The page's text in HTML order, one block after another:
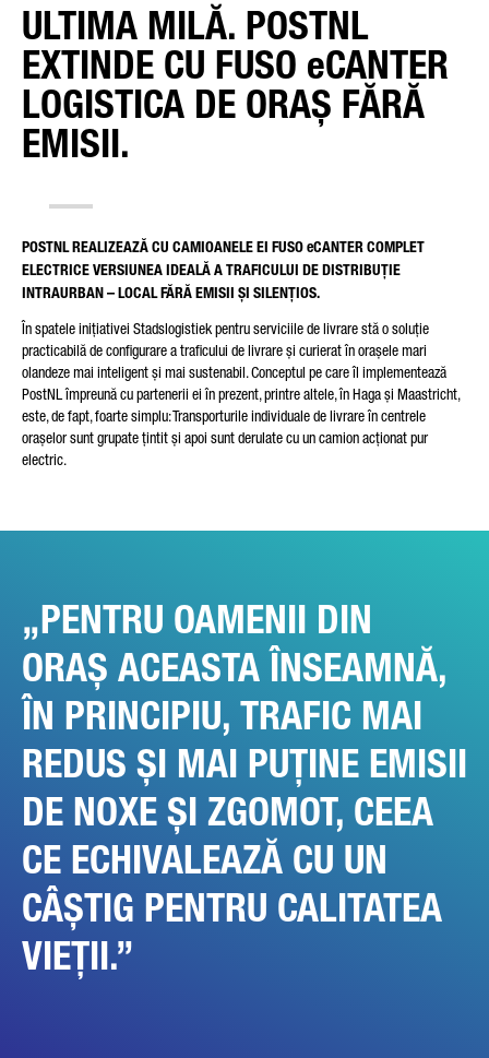
ULTIMA MILĂ. POSTNL
EXTINDE CU FUSO eCANTER
LOGISTICA DE ORAȘ FĂRĂ
EMISII.
TIPUL SOLICITĂRII
NUMĂR DE TELEFON
Vom prelucra, vom salva și vom utiliza datele dumneavoastră
cu atenție conform dispozițiilor legale privind protecția datelor
corespunzător consimțământului dumneavoastră numai în
scopul procesării solicitării dumneavoastră. Alte detalii despre
prelucrarea datelor dumneavoastră cu caracter personal de
către Daimler Truck AG, precum și indicații detaliate despre
drepturile dumneavoastră găsiți online în Indicațiile privind
POSTNL REALIZEAZĂ CU CAMIOANELE EI FUSO eCANTER COMPLET
ELECTRICE VERSIUNEA IDEALĂ A TRAFICULUI DE DISTRIBUȚIE
INTRAURBAN – LOCAL FĂRĂ EMISII ȘI SILENȚIOS.
În spatele inițiativei Stadslogistiek pentru serviciile de livrare stă o soluție
practicabilă de configurare a traficului de livrare și curierat în orașele mari
olandeze mai inteligent și mai sustenabil. Conceptul pe care îl implementează
PostNL împreună cu partenerii ei în prezent, printre altele, în Haga și Maastricht,
este, de fapt, foarte simplu: Transporturile individuale de livrare în centrele
orașelor sunt grupate țintit și apoi sunt derulate cu un camion acționat pur
electric.
PENTRU OAMENII DIN
ORAȘ ACEASTA ÎNSEAMNĂ,
ÎN PRINCIPIU, TRAFIC MAI
REDUS ȘI MAI PUȚINE EMISII
DE NOXE ȘI ZGOMOT, CEEA
CE ECHIVALEAZĂ CU UN
CÂȘTIG PENTRU CALITATEA
VIEȚII.